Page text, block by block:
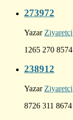
273972
Yazar Ziyaretçi
1265 270 8574
238912
Yazar Ziyaretçi
8726 311 8674